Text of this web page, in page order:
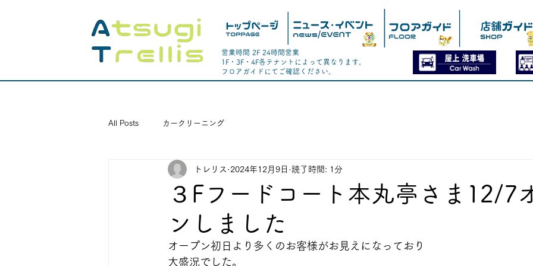
営業時間 2F 24時間営業
1F・3F・4F各テナントによって異なります。
​フロアガイドにてご確認ください。
All Posts カークリーニング
３Fフードコート本丸亭さま12/7
ンしました
トレリス 2024年12月9日 読了時間: 1分
オープン初日より多くのお客様がお見えになっており
大盛況でした。